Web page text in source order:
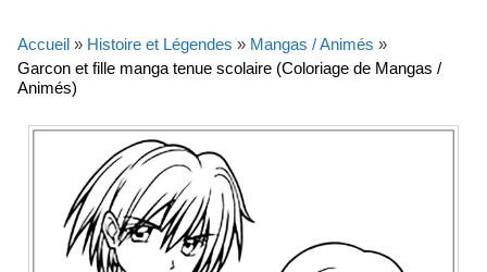
Accueil » Histoire et Légendes » Mangas / Animés »
Garcon et fille manga tenue scolaire (Coloriage de Mangas /
Animés)